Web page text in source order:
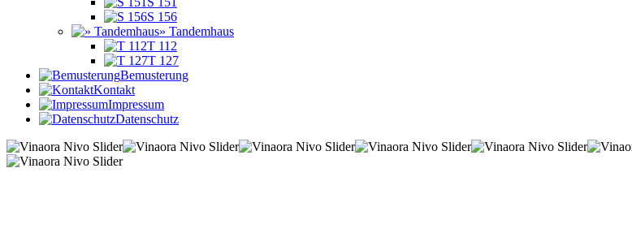
S 156
» Tandemhaus
T 112
T 127
Bemusterung
Kontakt
Impressum
Datenschutz